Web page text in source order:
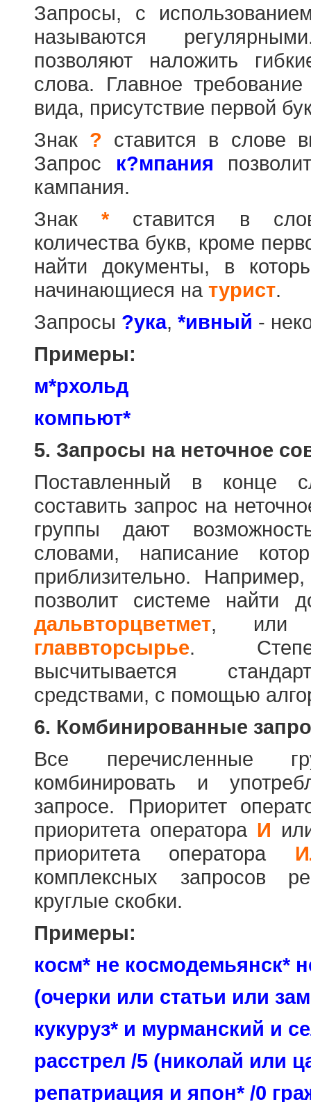
Запросы, с
называются
позволяют наложить
слова. Главное
вида, присутствие первой
Знак ? ставится в слове
Запрос к?мпания
кампания.
Знак* ставится в
количества букв, кроме
найти документы, в
начинающиеся на турист.
Запросы ?ука, *ивный -
Примеры:
м*рхольд
компьют*
5. Запросы на неточное
Поставленный в конце
составить запрос на
группы дают
словами, написание
приблизительно.
позволит системе найти
дальвторцветмет,
главвторсырье.
высчитывается
средствами, с помощью
6. Комбинированные
Все перечисленные
комбинировать и
запросе. Приоритет
приоритета оператора И
приоритета оператора
комплексных запросов
круглые скобки.
Примеры:
косм* не космодемьянск*
(очерки или статьи или
кукуруз* и мурманский и
расстрел /5 (николай или
репатриация и япон* /0